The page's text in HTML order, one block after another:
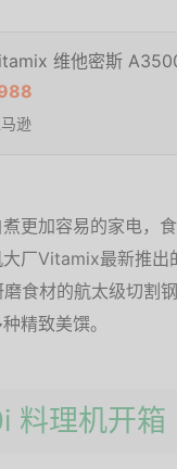
维他密斯
逊
更加容易的家电，
厂Vitamix最新推
食材的航太级切割
精致美馔。
料理机开箱